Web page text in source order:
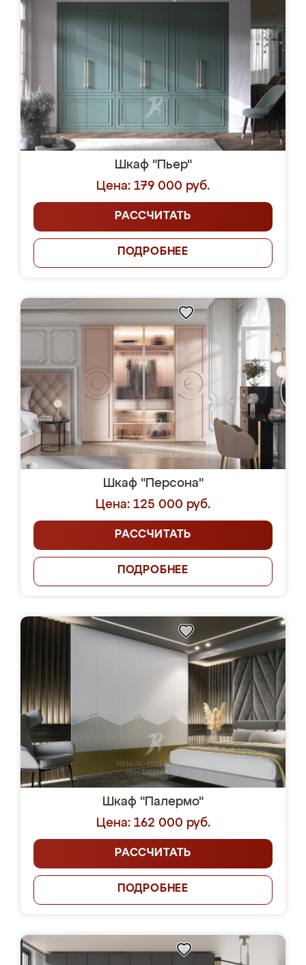
Шкаф "Пьер"
Цена: 179 000 руб.
РАССЧИТАТЬ
ПОДРОБНЕЕ
Шкаф "Персона"
Цена: 125 000 руб.
РАССЧИТАТЬ
ПОДРОБНЕЕ
Шкаф "Палермо"
Цена: 162 000 руб.
РАССЧИТАТЬ
ПОДРОБНЕЕ